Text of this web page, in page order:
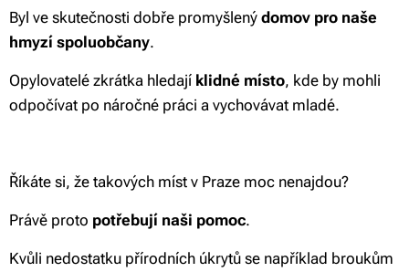
Byl ve skutečnosti dobře promyšlený domov pro naše
hmyzí spoluobčany.
Opylovatelé zkrátka hledají klidné místo, kde by mohli
odpočívat po náročné práci a vychovávat mladé.
Říkáte si, že takových míst v Praze moc nenajdou?
Právě proto potřebují naši pomoc.
Kvůli nedostatku přírodních úkrytů se například broukům